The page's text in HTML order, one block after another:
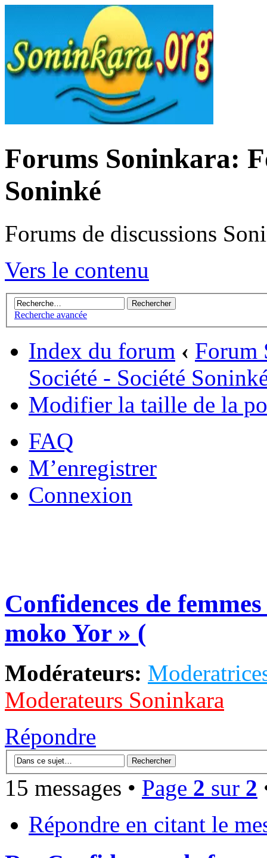
Forums Soninkara:
Soninké
Forums de discussions
Vers le contenu
Recherche avancée
Index du forum ‹ Forum
Société - Société
Modifier la taille de la
FAQ
M’enregistrer
Connexion
Confidences de
moko Yor » (
Modérateurs:
Moderateurs Soninkara
Répondre
15 messages • Page 2 sur 2
Répondre en citant le